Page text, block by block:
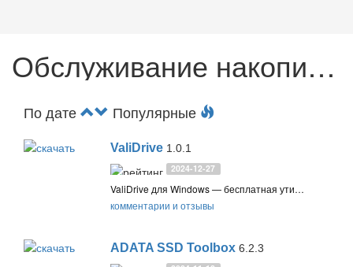
Обслуживание накопителей
По дате Популярные
ValiDrive 1.0.1
2024-12-27
ValiDrive для Windows — бесплатная утилита для быстрого тестирования USB-накопителей. Проверяет заявленный объем памяти, выявляя мошеннические устройства с недостоверными характеристиками. Простая в использовании, визуализирует результаты и предоставляет детальный отчет
комментарии и отзывы
ADATA SSD Toolbox 6.2.3